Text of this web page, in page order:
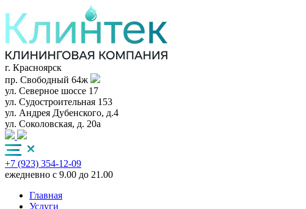
г. Красноярск
пр. Свободный 64ж
ул. Северное шоссе 17
ул. Судостроительная 153
ул. Андрея Дубенского, д.4
ул. Соколовская, д. 20а
+7 (923) 354-12-09
ежедневно с 9.00 до 21.00
Главная
Услуги